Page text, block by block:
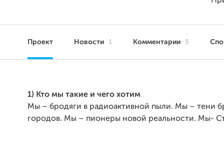
Проект Новости 1 Комментарии 5
1) Кто мы такие и чего хотим
Мы – бродяги в радиоактивной пыли. Мы – тени
городов. Мы – пионеры новой реальности. Мы-